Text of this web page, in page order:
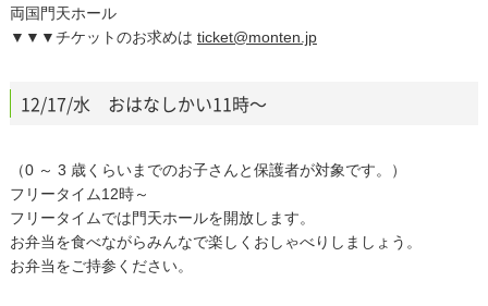
両国門天ホール
▼▼▼チケットのお求めは ticket@monten.jp
12/17/水 おはなしかい11時～
（0 ～ 3 歳くらいまでのお子さんと保護者が対象です。）
フリータイム12時～
フリータイムでは門天ホールを開放します。
お弁当を食べながらみんなで楽しくおしゃべりしましょう。
お弁当をご持参ください。